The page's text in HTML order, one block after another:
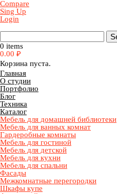
Compare
Sing Up
Login
0 items
0.00 ₽
Корзина пуста.
Главная
О студии
Портфолио
Блог
Техника
Каталог
Мебель для домашней библиотеки
Мебель для ванных комнат
Гардеробные комнаты
Мебель для гостиной
Мебель для детской
Мебель для кухни
Мебель для спальни
Фасады
Межкомнатные перегородки
Шкафы купе